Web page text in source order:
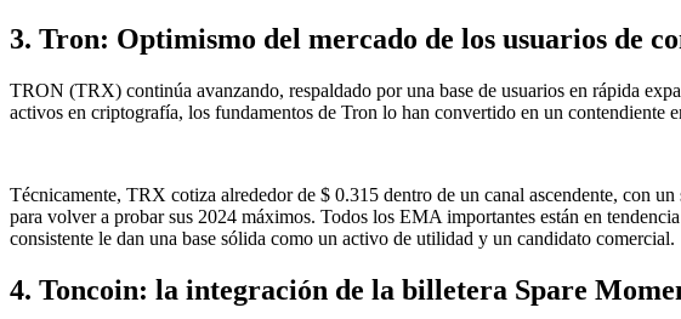
3. Tron: Optimismo del mercado de los usuarios de
TRON (TRX) continúa avanzando, respaldado por una base de usuarios en rápida
activos en criptografía, los fundamentos de Tron lo han convertido en un contendiente
Técnicamente, TRX cotiza alrededor de $ 0.315 dentro de un canal ascendente, con
para volver a probar sus 2024 máximos. Todos los EMA importantes están en
consistente le dan una base sólida como un activo de utilidad y un candidato comercial.
4. Toncoin: la integración de la billetera Spare